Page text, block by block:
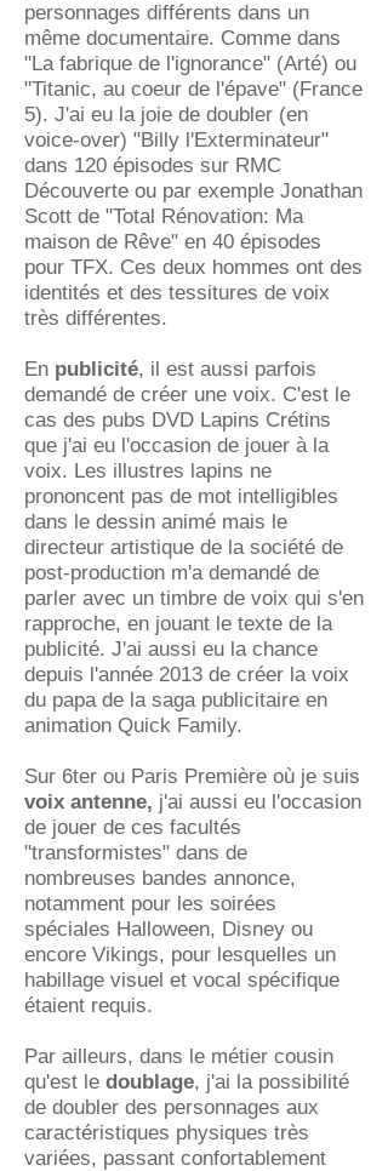
personnages différents dans un
même documentaire. Comme dans
"La fabrique de l'ignorance" (Arté) ou
"Titanic, au coeur de l'épave" (France
5). J'ai eu la joie de doubler (en
voice-over) "Billy l'Exterminateur"
dans 120 épisodes sur RMC
Découverte ou par exemple Jonathan
Scott de "Total Rénovation: Ma
maison de Rêve" en 40 épisodes
pour TFX. Ces deux hommes ont des
identités et des tessitures de voix
très différentes.
En publicité, il est aussi parfois
demandé de créer une voix. C'est le
cas des pubs DVD Lapins Crétins
que j'ai eu l'occasion de jouer à la
voix. Les illustres lapins ne
prononcent pas de mot intelligibles
dans le dessin animé mais le
directeur artistique de la société de
post-production m'a demandé de
parler avec un timbre de voix qui s'en
rapproche, en jouant le texte de la
publicité. J'ai aussi eu la chance
depuis l'année 2013 de créer la voix
du papa de la saga publicitaire en
animation Quick Family.
Sur 6ter ou Paris Première où je suis
voix antenne, j'ai aussi eu l'occasion
de jouer de ces facultés
"transformistes" dans de
nombreuses bandes annonce,
notamment pour les soirées
spéciales Halloween, Disney ou
encore Vikings, pour lesquelles un
habillage visuel et vocal spécifique
étaient requis.
Par ailleurs, dans le métier cousin
qu'est le doublage, j'ai la possibilité
de doubler des personnages aux
caractéristiques physiques très
variées, passant confortablement